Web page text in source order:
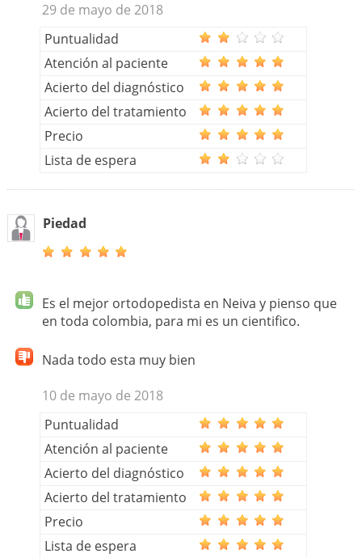
29 de mayo de 2018
Puntualidad
Atención al paciente
Acierto del diagnóstico
Acierto del tratamiento
Precio
Lista de espera
Piedad
Es el mejor ortodopedista en Neiva y pienso que
en toda colombia, para mi es un cientifico.
Nada todo esta muy bien
10 de mayo de 2018
Puntualidad
Atención al paciente
Acierto del diagnóstico
Acierto del tratamiento
Precio
Lista de espera